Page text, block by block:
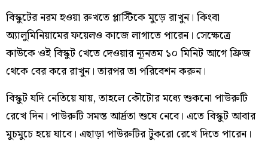
বিস্কুটের নরম হওয়া রুখতে প্লাস্টিকে মুড়ে রাখুন। কিংবা
অ্যালুমিনিয়ামের ফয়েলও কাজে লাগাতে পারেন। সেক্ষেত্রে
কাউকে ওই বিস্কুট খেতে দেওয়ার ন্যূনতম ১০ মিনিট আগে ফ্রিজ
থেকে বের করে রাখুন। তারপর তা পরিবেশন করুন।
বিস্কুট যদি নেতিয়ে যায়, তাহলে কৌটোর মধ্যে শুকনো পাউরুটি
রেখে দিন। পাউরুটি সমস্ত আর্দ্রতা শুষে নেবে। এতে বিস্কুট আবার
মুচমুচে হয়ে যাবে। এছাড়া পাউরুটির টুকরো রেখে দিতে পারেন।